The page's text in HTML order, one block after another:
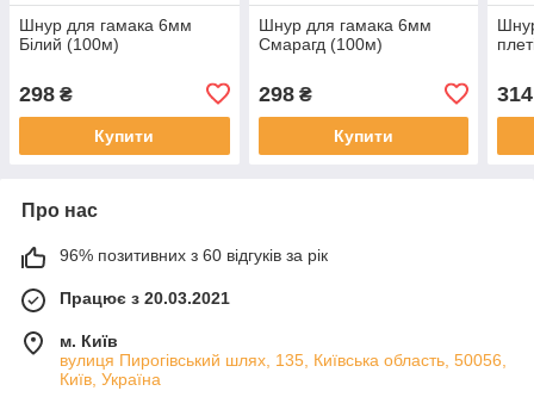
Шнур для гамака 6мм
Білий (100м)
298 ₴
Купити
Шнур для гамака 6мм
Смарагд (100м)
298₴
Купити
314
Про нас
96% позитивних з 60 відгуків за рік
Працює з 20.03.2021
м. Київ
вулиця Пирогівський шлях, 135, Київська область, 50056,
Київ, Україна